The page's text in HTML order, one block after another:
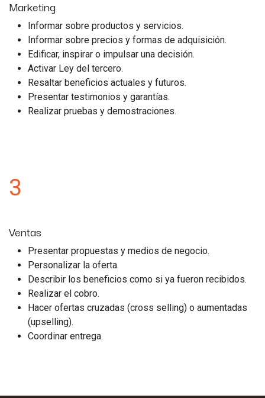
Marketing
Informar sobre productos y servicios.
Informar sobre precios y formas de adquisición.
Edificar, inspirar o impulsar una decisión.
Activar Ley del tercero.
Resaltar beneficios actuales y futuros.
Presentar testimonios y garantías.
Realizar pruebas y demostraciones.
3
Ventas
Presentar propuestas y medios de negocio.
Personalizar la oferta.
Describir los beneficios como si ya fueron recibidos.
Realizar el cobro.
Hacer ofertas cruzadas (cross selling) o aumentadas
(upselling).
Coordinar entrega.